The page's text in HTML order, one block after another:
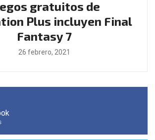
gratuitos de
Plus incluyen Final
Fantasy 7
26 febrero, 2021